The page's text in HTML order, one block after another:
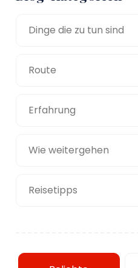
Dinge die zu tun sind
Route
Erfahrung
Wie weitergehen
Reisetipps